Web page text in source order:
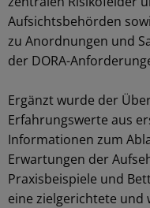
Aufsichtsbehörden
zu Anordnungen und
der DORA-
Ergänzt wurde der
Erfahrungswerte aus
Informationen zum
Erwartungen der
Praxisbeispiele und
eine zielgerichtete und